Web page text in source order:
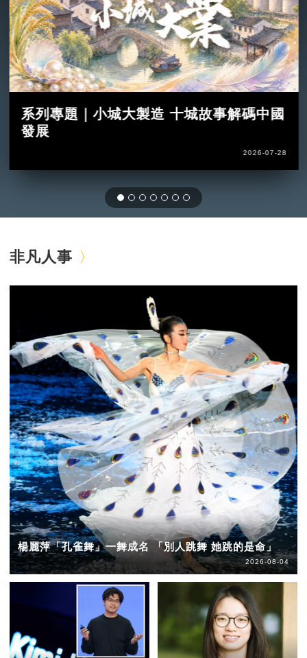
系列專題｜小城大製造 十城故事解碼中國
發展
2026-07-28
非凡人事
楊麗萍「孔雀舞」一舞成名 「別人跳舞 她跳的是命」
2026-08-04